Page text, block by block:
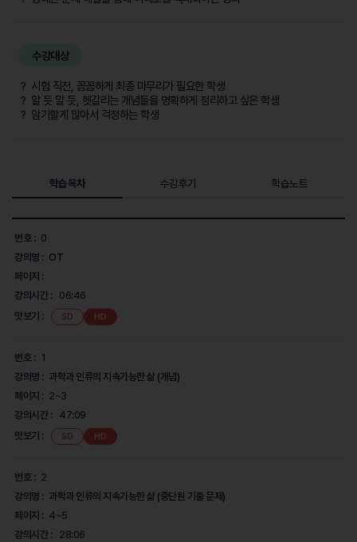
수강대상
？ 시험 직전, 꼼꼼하게 최종 마무리가 필요한 학생
？ 알 듯 말 듯, 헷갈리는 개념들을 명확하게 정리하고 싶은 학생
？ 암기할게 많아서 걱정하는 학생
학습목차 수강후기 학습노트
습
차
목
번
의
명,
강
의
간,
보
대
한
보
를
번호 : 0
강의명 : OT
페이지 :
강의시간 :
06:46
맛보기 :
SD HD
번호 : 1
강의명 : 과학과 인류의 지속가능한 삶 (개념)
페이지 : 2~3
강의시간 :
47:09
맛보기 :
SD HD
번호 : 2
강의명 : 과학과 인류의 지속가능한 삶 (중단원 기출 문제)
페이지 : 4~5
강의시간 :
28:06